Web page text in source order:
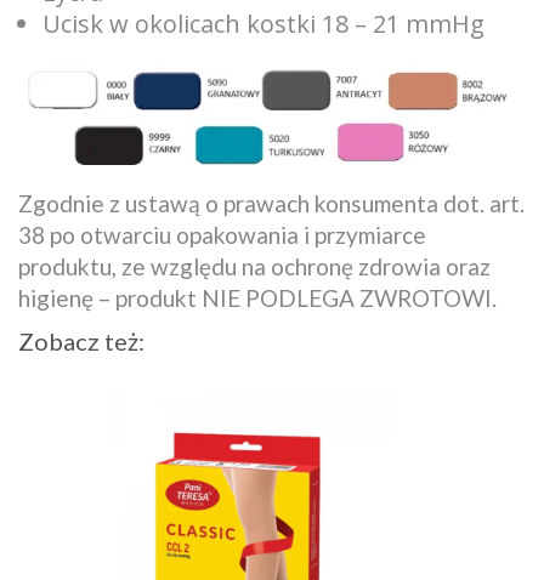
Ucisk w okolicach kostki 18 – 21 mmHg
Zgodnie z ustawą o prawach konsumenta dot. art.
38 po otwarciu opakowania i przymiarce
produktu, ze względu na ochronę zdrowia oraz
higienę – produkt NIE PODLEGA ZWROTOWI.
Zobacz też: